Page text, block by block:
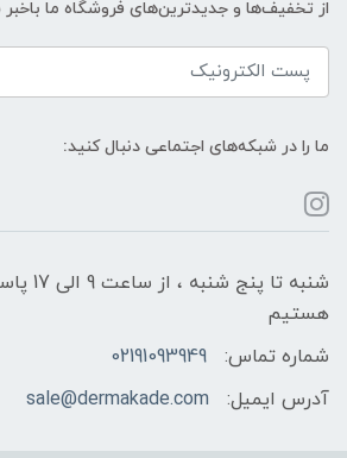
از تخفیف‌ها و جدیدترین‌های فروشگاه ما
ما را در شبکه‌های اجتماعی دنبال کنید:
شنبه تا
هستیم
شماره تماس:
02191093949
آدرس ایمیل:
sale@dermakade.com